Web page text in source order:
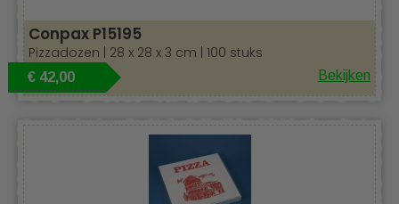
Conpax P15195
Pizzadozen | 28 x 28 x 3 cm | 100 stuks
€ 42,00 Bekijken